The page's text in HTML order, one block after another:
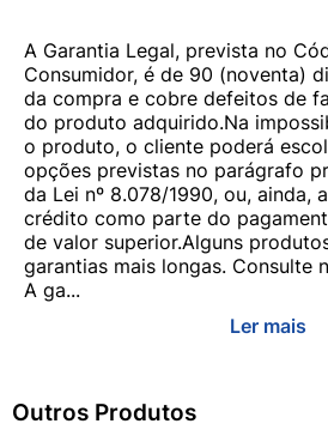
A Garantia Legal, prevista no
Consumidor, é de 90 (noventa)
da compra e cobre defeitos de
do produto adquirido.Na
o produto, o cliente poderá
opções previstas no parágrafo
da Lei nº 8.078/1990, ou, ainda,
crédito como parte do
de valor superior.Alguns
garantias mais longas. Consulte
A ga...
Ler mais
Outros Produtos